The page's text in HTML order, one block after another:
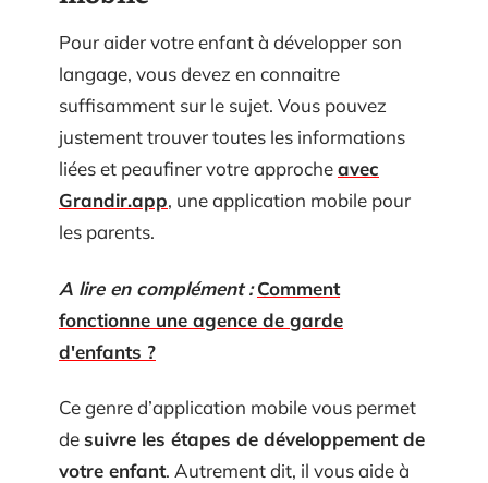
Pour aider votre enfant à développer son
langage, vous devez en connaitre
suffisamment sur le sujet. Vous pouvez
justement trouver toutes les informations
liées et peaufiner votre approcheavec
Grandir.app, une application mobile pour
les parents.
A lire en complément : Comment
fonctionne une agence de garde
d'enfants ?
Ce genre d’application mobile vous permet
desuivre les étapes de développement de
votre enfant. Autrement dit, il vous aide à